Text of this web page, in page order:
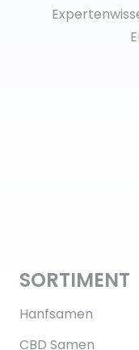
SORTIMENT
Hanfsamen
CBD Samen